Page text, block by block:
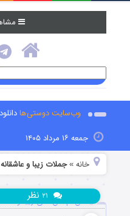
وب‌سایت دوستی‌ها
جمعه ۱۶ مرداد ۱۴۰۵
خانه »جملات زیبا و عاشقانه
اس ام اس های زیبا و عاشقانه 21
نظر